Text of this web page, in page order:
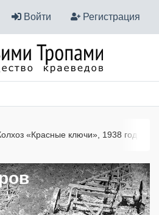
Войти Регистрация
«Красные ключи», 1938 год